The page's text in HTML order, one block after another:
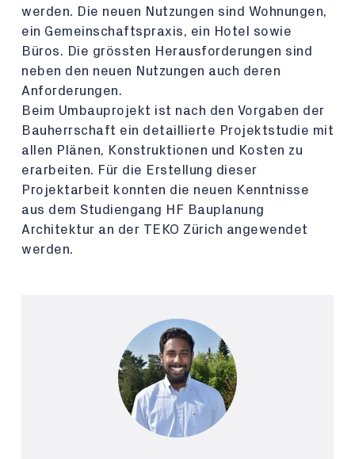
werden. Die neuen Nutzungen sind Wohnungen,
ein Gemeinschaftspraxis, ein Hotel sowie
Büros. Die grössten Herausforderungen sind
neben den neuen Nutzungen auch deren
Anforderungen.
Beim Umbauprojekt ist nach den Vorgaben der
Bauherrschaft ein detaillierte Projektstudie mit
allen Plänen, Konstruktionen und Kosten zu
erarbeiten. Für die Erstellung dieser
Projektarbeit konnten die neuen Kenntnisse
aus dem Studiengang HF Bauplanung
Architektur an der TEKO Zürich angewendet
werden.